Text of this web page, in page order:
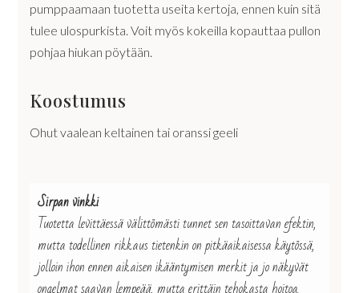
pumppaamaan tuotetta useita kertoja, ennen kuin sitä
tulee ulospurkista. Voit myös kokeilla kopauttaa pullon
pohjaa hiukan pöytään.
Koostumus
Ohut vaalean keltainen tai oranssi geeli
Sirpan vinkki
Tuotetta levittäessä välittömästi tunnet sen tasoittavan efektin,
mutta todellinen rikkaus tietenkin on pitkäaikaisessa käytössä,
jolloin ihon ennen aikaisen ikääntymisen merkit ja jo näkyvät